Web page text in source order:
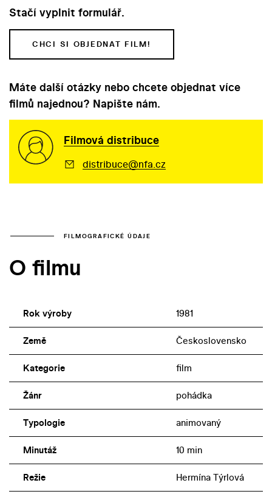
Stačí vyplnit formulář.
CHCI SI OBJEDNAT FILM!
Máte další otázky nebo chcete objednat více
filmů najednou? Napište nám.
Filmová distribuce
distribuce@nfa.cz
FILMOGRAFICKÉ ÚDAJE
O filmu
Rok výroby 1981
Země Československo
Kategorie film
Žánr pohádka
Typologie animovaný
Minutáž 10 min
Režie Hermína Týrlová